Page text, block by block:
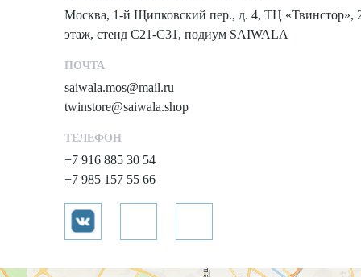
Москва, 1-й Щипковский пер., д. 4, ТЦ «Твинстор»,
этаж, стенд С21-С31, подиум SAIWALA
ПОЧТА
saiwala.mos@mail.ru
twinstore@saiwala.shop
ТЕЛЕФОН
+7 916 885 30 54
+7 985 157 55 66